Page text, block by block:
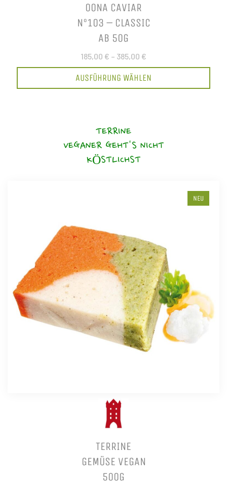
OONA CAVIAR
N°103 – CLASSIC
AB 50G
185,00 € – 385,00 €
AUSFÜHRUNG WÄHLEN
TERRINE
VEGANER GEHT'S NICHT
KÖSTLICHST
NEU
TERRINE
GEMÜSE VEGAN
500G